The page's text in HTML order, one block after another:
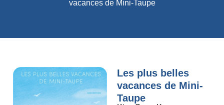
vacances de Mini-Taupe
Les plus belles
vacances de Mini-
Taupe